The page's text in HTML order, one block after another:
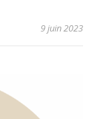
9 juin 2023